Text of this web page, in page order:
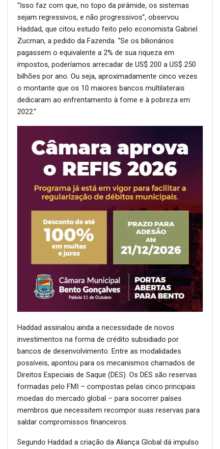
“Isso faz com que, no topo da pirâmide, os sistemas
sejam regressivos, e não progressivos”, observou
Haddad, que citou estudo feito pelo economista Gabriel
Zucman, a pedido da Fazenda. “Se os bilionários
pagassem o equivalente a 2% de sua riqueza em
impostos, poderíamos arrecadar de US$ 200 a US$ 250
bilhões por ano. Ou seja, aproximadamente cinco vezes
o montante que os 10 maiores bancos multilaterais
dedicaram ao enfrentamento à fome e à pobreza em
2022.”
Haddad assinalou ainda a necessidade de novos
investimentos na forma de crédito subsidiado por
bancos de desenvolvimento. Entre as modalidades
possíveis, apontou para os mecanismos chamados de
Direitos Especiais de Saque (DES). Os DES são reservas
formadas pelo FMI – compostas pelas cinco principais
moedas do mercado global – para socorrer países
membros que necessitem recompor suas reservas para
saldar compromissos financeiros.
Segundo Haddad a criação da Aliança Global dá impulso